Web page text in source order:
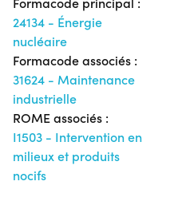
24134 - Énergie
nucléaire
Formacode associés :
31624 - Maintenance
industrielle
ROME associés :
I1503 - Intervention en
milieux et produits
nocifs